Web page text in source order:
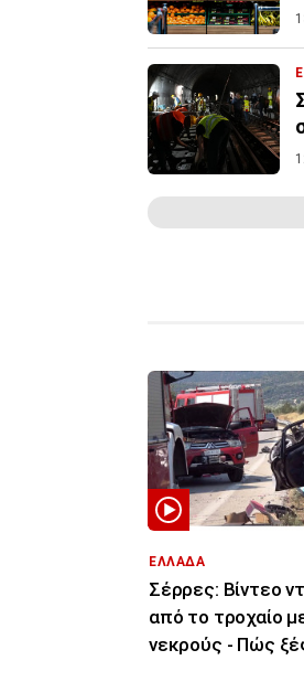
ΕΛΛΑΔΑ
Σέρρες: Βίντεο
από το τροχαίο
νεκρούς - Πώς